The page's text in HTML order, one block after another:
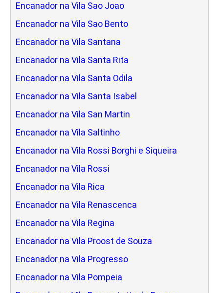
Encanador na Vila Sao Joao
Encanador na Vila Sao Bento
Encanador na Vila Santana
Encanador na Vila Santa Rita
Encanador na Vila Santa Odila
Encanador na Vila Santa Isabel
Encanador na Vila San Martin
Encanador na Vila Saltinho
Encanador na Vila Rossi Borghi e Siqueira
Encanador na Vila Rossi
Encanador na Vila Rica
Encanador na Vila Renascenca
Encanador na Vila Regina
Encanador na Vila Proost de Souza
Encanador na Vila Progresso
Encanador na Vila Pompeia